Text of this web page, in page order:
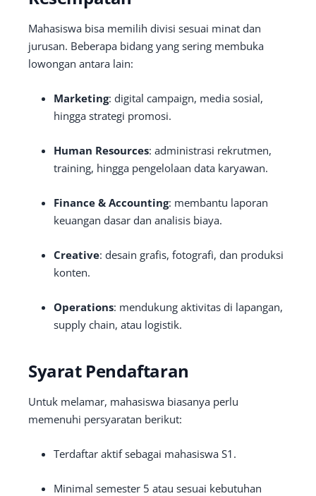
Mahasiswa bisa memilih divisi sesuai minat dan
jurusan. Beberapa bidang yang sering membuka
lowongan antara lain:
Marketing: digital campaign, media sosial,
hingga strategi promosi.
Human Resources: administrasi rekrutmen,
training, hingga pengelolaan data karyawan.
Finance & Accounting: membantu laporan
keuangan dasar dan analisis biaya.
Creative: desain grafis, fotografi, dan produksi
konten.
Operations: mendukung aktivitas di lapangan,
supply chain, atau logistik.
Syarat Pendaftaran
Untuk melamar, mahasiswa biasanya perlu
memenuhi persyaratan berikut:
Terdaftar aktif sebagai mahasiswa S1.
Minimal semester 5 atau sesuai kebutuhan